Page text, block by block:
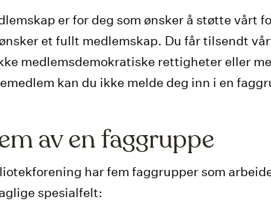
er for deg som ønsker å støtte vårt
et fullt medlemskap. Du får tilsendt
medlemsdemokratiske rettigheter eller
kan du ikke melde deg inn i en
av en faggruppe
har fem faggrupper som
spesialfelt: